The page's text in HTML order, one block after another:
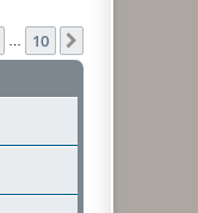
10